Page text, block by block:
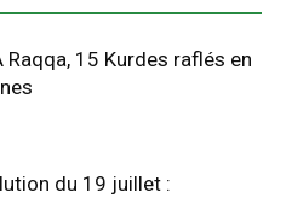
Raqqa, 15 Kurdes raflés en
du 19 juillet :